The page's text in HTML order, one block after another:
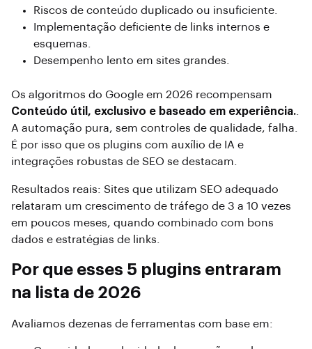
Riscos de conteúdo duplicado ou insuficiente.
Implementação deficiente de links internos e
esquemas.
Desempenho lento em sites grandes.
Os algoritmos do Google em 2026 recompensam
Conteúdo útil, exclusivo e baseado em experiência.
A automação pura, sem controles de qualidade, falha.
É por isso que os plugins com auxílio de IA e
integrações robustas de SEO se destacam.
Resultados reais: Sites que utilizam SEO adequado
relataram um crescimento de tráfego de 3 a 10 vezes
em poucos meses, quando combinado com bons
dados e estratégias de links.
Por que esses 5 plugins entraram
na lista de 2026
Avaliamos dezenas de ferramentas com base em: